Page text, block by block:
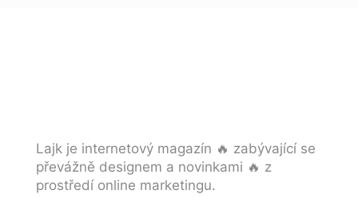
Lajk je internetový magazín 🔥 zabývající se
převážně designem a novinkami 🔥 z
prostředí online marketingu.